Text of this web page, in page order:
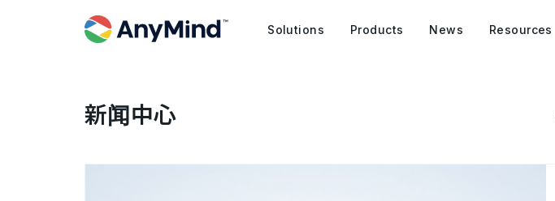
Solutions Products News Resources
新闻中心